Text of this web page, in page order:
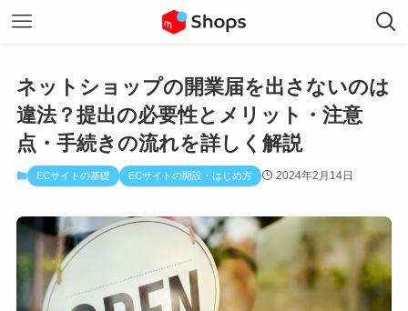
ネットショップの開業届を出さないのは
違法？提出の必要性とメリット・注意
点・手続きの流れを詳しく解説
ECサイトの基礎 ECサイトの開設・はじめ方 2024年2月14日